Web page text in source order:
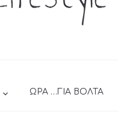
ΩΡΑ …ΓΙΑ ΒΟΛΤΑ